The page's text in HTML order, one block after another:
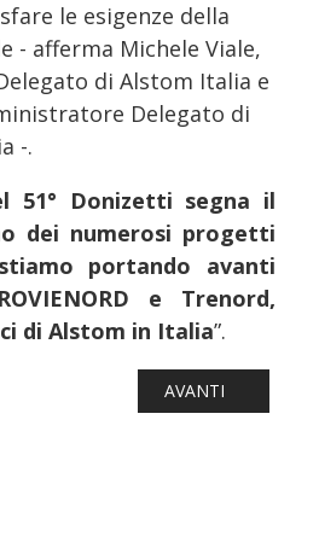
le esigenze della
- afferma Michele Viale,
di Alstom Italia e
Delegato di
-.
51° Donizetti segna il
dei numerosi progetti
portando avanti
e Trenord,
di Alstom in Italia”.
FERROVIE: GRUPPO FS, AL
ARTICOLO
AVANTI